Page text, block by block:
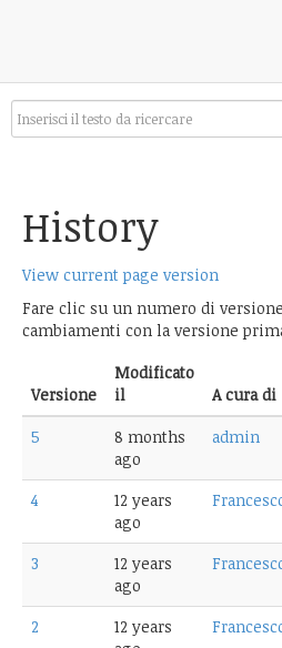
History
View current page version
Fare clic su un numero di
cambiamenti con la versione
Versione
Modificato
il
A cura di
5
8 months
ago
admin
4
12 years
ago
3
12 years
ago
2
12 years